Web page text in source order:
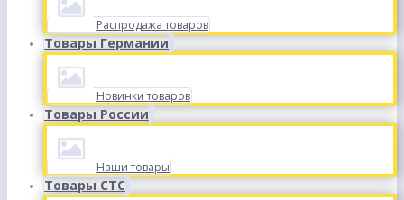
Распродажа товаров
Товары Германии
Новинки товаров
Товары России
Наши товары
Товары СТС